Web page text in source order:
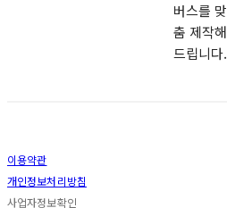
버스를 맞
춤 제작해
드립니다.
이용약관
개인정보처리방침
사업자정보확인